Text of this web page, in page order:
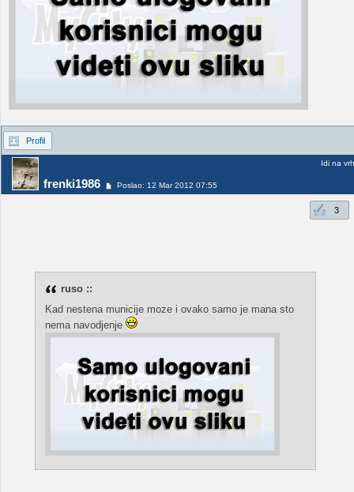
Profil
frenki1986 Poslao: 12 Mar 2012 07:55
Idi na vrh
3
ruso ::
Kad nestena municije moze i ovako samo je mana sto
nema navodjenje